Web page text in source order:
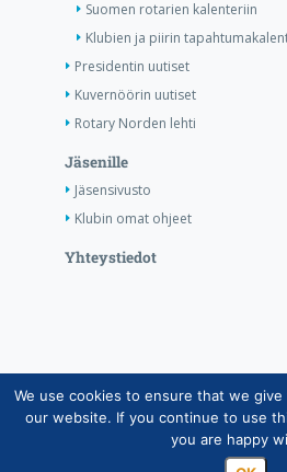
Suomen rotarien kalenteriin
Klubien ja piirin
Presidentin uutiset
Kuvernöörin uutiset
Rotary Norden lehti
Jäsenille
Jäsensivusto
Klubin omat ohjeet
Yhteystiedot
Copyright © Suomen
Jäsentietojärjestelmän
käsittely
We use cookies to ensure that we
our website. If you continue to use
you are happy